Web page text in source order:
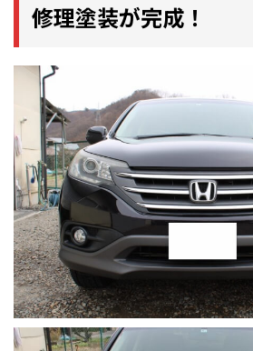
修理塗装が完成！